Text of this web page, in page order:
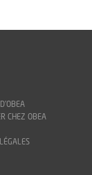
CHEZ OBEA